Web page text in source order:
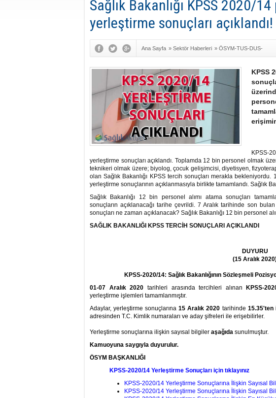
Sağlık Bakanlığı KPSS 2020/14
yerleştirme sonuçları açıklandı!
Ana Sayfa » Sektör Haberleri » ÖSYM-TUS-DUS-
KPSS-Sınavlar
KPSS
KPSS-
yerleştirme sonuçları açıklandı. Toplamda 12 bin personel olmak
teknikeri olmak üzere; biyolog, çocuk gelişimcisi, diyetisyen,
olan Sağlık Bakanlığı KPSS tercih sonuçları merakla
yerleştirme sonuçlarının açıklanmasıyla birlikte tamamlandı. Sağlık
Sağlık Bakanlığı 12 bin personel alımı atama sonuçları
sonuçların açıklanacağı tarihe çevrildi. 7 Aralık tarihinde son
sonuçları ne zaman açıklanacak? Sağlık Bakanlığı 12 bin personel
SAĞLIK BAKANLIĞI KPSS TERCİH SONUÇLARI AÇIKLANDI
DUYURU
(15 Aralık
KPSS-2020/14: Sağlık Bakanlığının Sözleşmeli
01-07 Aralık 2020 tarihleri arasında tercihleri alınan KPSS-
yerleştirme işlemleri tamamlanmıştır.
Adaylar, yerleştirme sonuçlarına 15 Aralık 2020 tarihinde 15.35'ten
adresinden T.C. Kimlik numaraları ve aday şifreleri ile erişebilirler.
Yerleştirme sonuçlarına ilişkin sayısal bilgiler aşağıda sunulmuştur.
Kamuoyuna saygıyla duyurulur.
ÖSYM BAŞKANLIĞI
KPSS-2020/14 Yerleştirme Sonuçları için tıklayınız
KPSS-2020/14 Yerleştirme Sonuçlarına İlişkin Sayısal
KPSS-2020/14 Yerleştirme Sonuçlarına İlişkin Sayısal